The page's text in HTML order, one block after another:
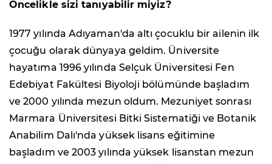
Öncelikle sizi tanıyabilir miyiz?
1977 yılında Adıyaman'da altı çocuklu bir ailenin ilk
çocuğu olarak dünyaya geldim. Üniversite
hayatıma 1996 yılında Selçuk Üniversitesi Fen
Edebiyat Fakültesi Biyoloji bölümünde başladım
ve 2000 yılında mezun oldum. Mezuniyet sonrası
Marmara Üniversitesi Bitki Sistematiği ve Botanik
Anabilim Dalı'nda yüksek lisans eğitimine
başladım ve 2003 yılında yüksek lisanstan mezun